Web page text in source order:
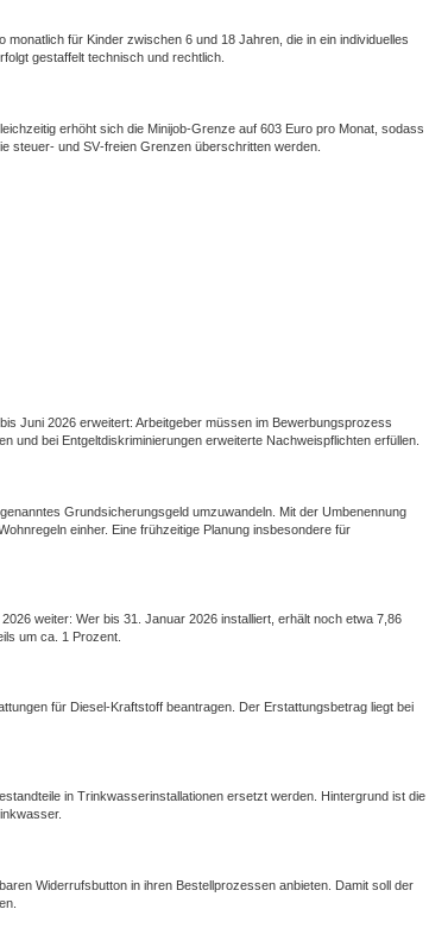
für Kinder zwischen 6 und 18 Jahren, die in ein individuelles
gestaffelt technisch und rechtlich.
erhöht sich die Minijob‑Grenze auf 603 Euro pro Monat, sodass
steuer‑ und SV‑freien Grenzen überschritten werden.
Juni 2026 erweitert: Arbeitgeber müssen im Bewerbungsprozess
und bei Entgeltdiskriminierungen erweiterte Nachweispflichten erfüllen.
Grundsicherungsgeld umzuwandeln. Mit der Umbenennung
einher. Eine frühzeitige Planung insbesondere für
weiter: Wer bis 31. Januar 2026 installiert, erhält noch etwa 7,86
um ca. 1 Prozent.
für Diesel‑Kraftstoff beantragen. Der Erstattungsbetrag liegt bei
in Trinkwasserinstallationen ersetzt werden. Hintergrund ist die
Widerrufsbutton in ihren Bestellprozessen anbieten. Damit soll der